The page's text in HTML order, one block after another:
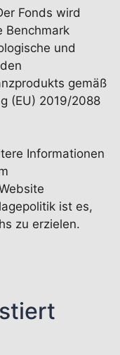
Fonds wird
Benchmark
und
gemäß
(EU) 2019/2088
Informationen
ist es,
zu erzielen.